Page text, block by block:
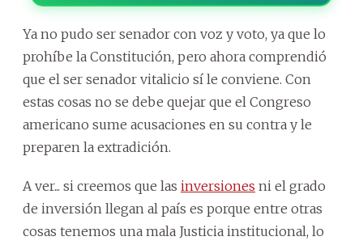
Ya no pudo ser senador con voz y voto, ya que lo
prohíbe la Constitución, pero ahora comprendió
que el ser senador vitalicio sí le conviene. Con
estas cosas no se debe quejar que el Congreso
americano sume acusaciones en su contra y le
preparen la extradición.
A ver... si creemos que las inversiones ni el grado
de inversión llegan al país es porque entre otras
cosas tenemos una mala Justicia institucional, lo